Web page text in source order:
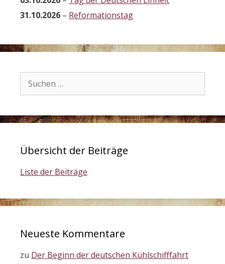
31.10.2026 – Reformationstag
nach:
Übersicht der Beiträge
Liste der Beiträge
Neueste Kommentare
zu Der Beginn der deutschen Kühlschifffahrt